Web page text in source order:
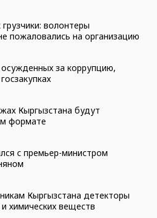
волонтеры
пожаловались на организацию
за коррупцию,
Кыргызстана будут
формате
с премьер-министром
Кыргызстана детекторы
химических веществ